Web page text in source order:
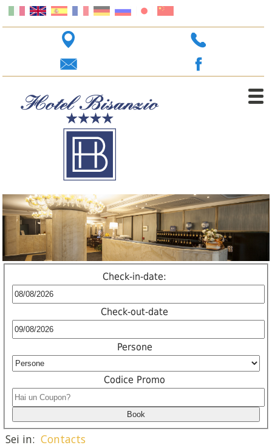
Check-in-date:
Check-out-date
Persone
Codice Promo
Sei in: Contacts